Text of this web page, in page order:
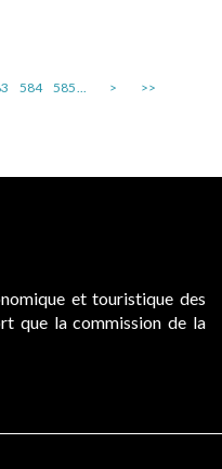
584 585... > >>
et touristique des
que la commission de la